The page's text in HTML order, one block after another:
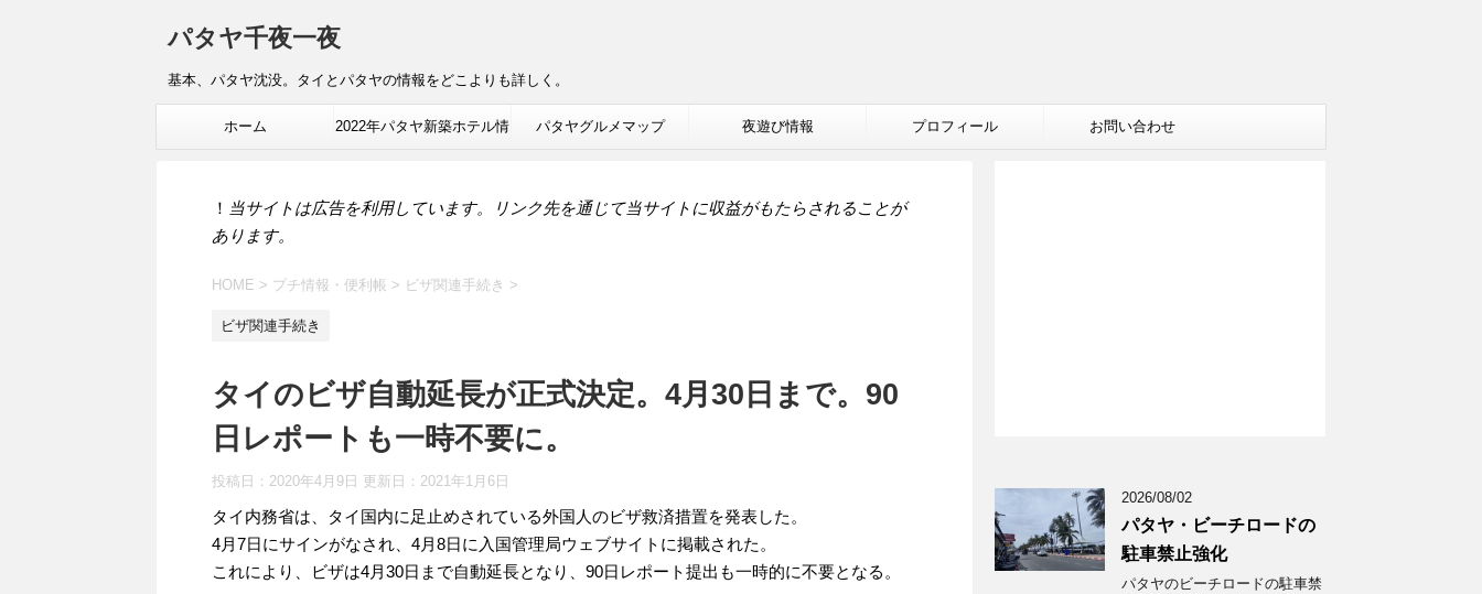
パタヤ千夜一夜
基本、パタヤ沈没。タイとパタヤの情報をどこよりも詳しく。
ホーム 2022年パタヤ新築ホテル情 パタヤグルメマップ 夜遊び情報 プロフィール お問い合わせ
！ 当サイトは広告を利用しています。リンク先を通じて当サイトに収益がもたらされることが
あります。
HOME > プチ情報・便利帳 > ビザ関連手続き >
ビザ関連手続き
タイのビザ自動延長が正式決定。4月30日まで。90
日レポートも一時不要に。
投稿日：2020年4月9日 更新日： 2021年1月6日
タイ内務省は、タイ国内に足止めされている外国人のビザ救済措置を発表した。
4月7日にサインがなされ、4月8日に入国管理局ウェブサイトに掲載された。
これにより、ビザは4月30日まで自動延長となり、90日レポート提出も一時的に不要となる。
2026/08/02
パタヤ・ビーチロードの
駐車禁止強化
パタヤのビーチロードの駐車禁